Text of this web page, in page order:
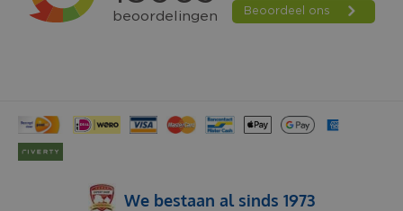
BUFFELHUID KAUWKNOOP 20 CM 10 STUKS
We bestaan al sinds 1973